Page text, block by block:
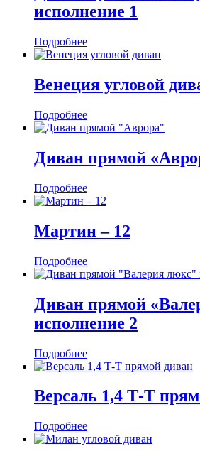
исполнение 1
Подробнее
Венеция угловой
Подробнее
Диван прямой
Подробнее
Мартин ‒ 12
Подробнее
Диван прямой
исполнение 2
Подробнее
Версаль 1,4 Т-Т
Подробнее